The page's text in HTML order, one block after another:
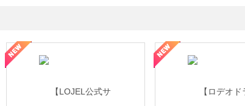
・貴金属の無料査定
女性を美しくをテーマにした商品で女性の美を応援しています